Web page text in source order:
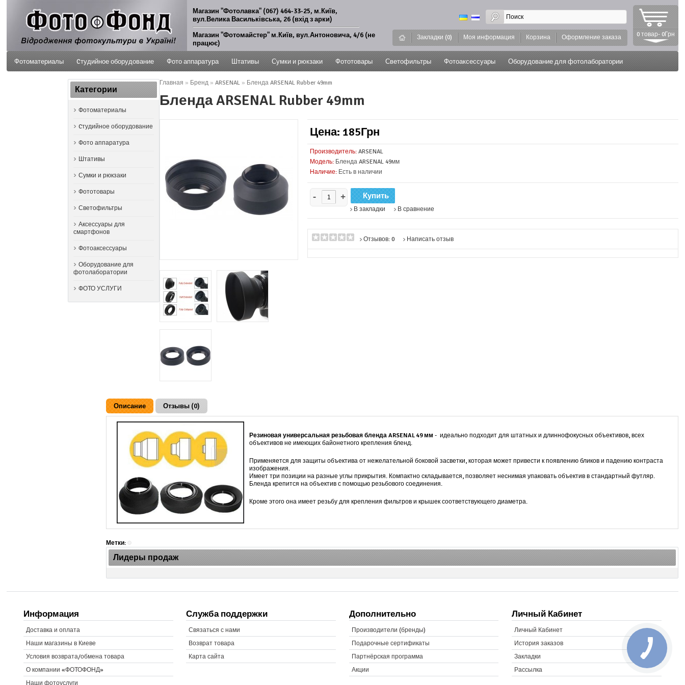
Магазин "Фотолавка" (067) 464-33-25, м.Київ,
вул.Велика Васильківська, 26 (вхід з арки)
Магазин "Фотомайстер" м.Київ, вул.Антоновича, 4/6 (не
працює)
0 товар- 0Грн
Закладки (0) Моя информация Корзина Оформление заказа
Фотоматериалы Cтудийное оборудование Фото аппаратура Штативы Сумки и рюкзаки Фототовары Светофильтры Фотоаксессуары Оборудование для фотолаборатории
Категории
Фотоматериалы
Cтудийное оборудование
Фото аппаратура
Штативы
Сумки и рюкзаки
Фототовары
Светофильтры
Аксессуары для
смартфонов
Фотоаксессуары
Оборудование для
фотолаборатории
ФОТО УСЛУГИ
Главная » Бренд »ARSENAL » Бленда ARSENAL Rubber 49mm
Бленда ARSENAL Rubber 49mm
Цена: 185Грн
Производитель: ARSENAL
Модель: Бленда ARSENAL 49мм
Наличие: Есть в наличии
- +
В закладки В сравнение
Отзывов: 0 Написать отзыв
Описание Отзывы (0)
Резиновая универсальная резьбоваябленда ARSENAL 49 мм - идеально подходит для штатных и длиннофокусных объективов, всех
объективов не имеющих байонетного крепления бленд.
Применяется для защиты объектива от нежелательной боковой засветки, которая может привести к появлению бликов и падению контраста
изображения.
Имеет три позиции на разные углы прикрытия. Компактно складывается, позволяет неснимая упаковать объектив в стандартный футляр.
Бленда крепится на объектив с помощью резьбового соединения.
Кроме этого она имеет резьбу для крепления фильтров и крышек соответствующего диаметра.
Метки:
Лидеры продаж
Информация
Доставка и оплата
Наши магазины в Киеве
Условия возврата/обмена товара
О компании «ФОТОФОНД»
Наши фотоуслуги
Служба поддержки
Связаться с нами
Возврат товара
Карта сайта
Дополнительно
Производители (бренды)
Подарочные сертификаты
Партнёрская программа
Акции
Личный Кабинет
Личный Кабинет
История заказов
Закладки
Рассылка